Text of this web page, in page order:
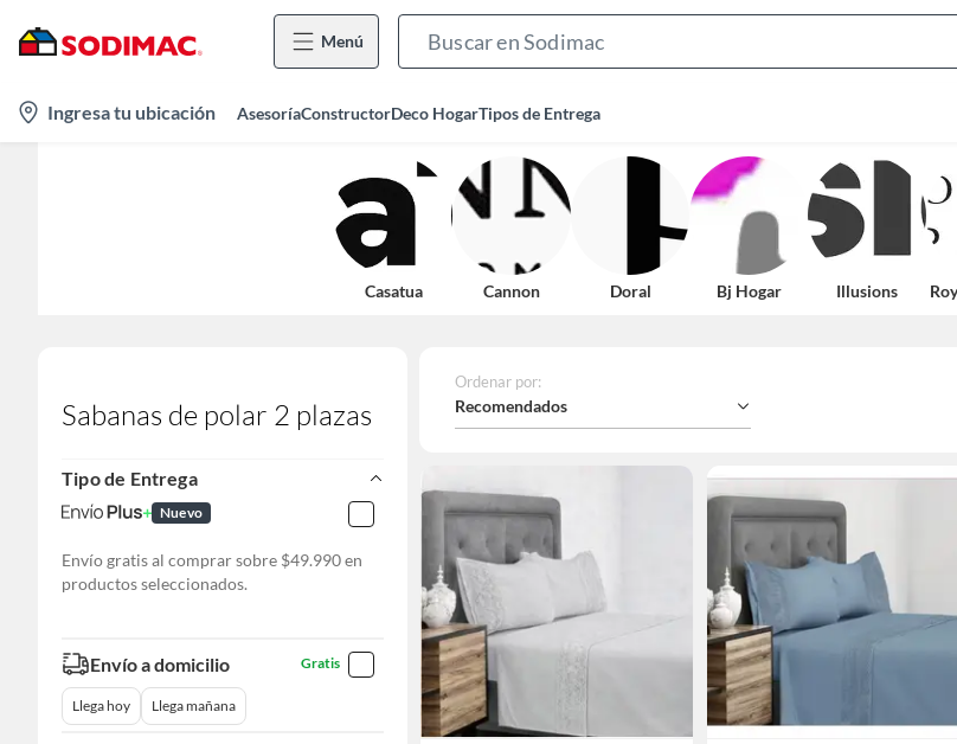
Menú
Bar
location-
icon
Ingresa tu ubicación AsesoríaConstructorDeco HogarTipos de Entrega
Casatua Cannon Doral Bj Hogar Illusions
Sabanas de polar 2 plazas
Tipo de Entrega
Nuevo
Envío gratis al comprar sobre $49.990 en
productos seleccionados.
Envío a domicilio Gratis
Llega hoy Llega mañana
Ordenar por:
Recomendados